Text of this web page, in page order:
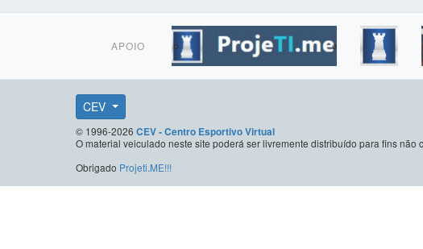
APOIO
CEV
© 1996-2026 CEV - Centro Esportivo Virtual
O material veiculado neste site poderá ser livremente distribuído para fins
Obrigado Projeti.ME!!!